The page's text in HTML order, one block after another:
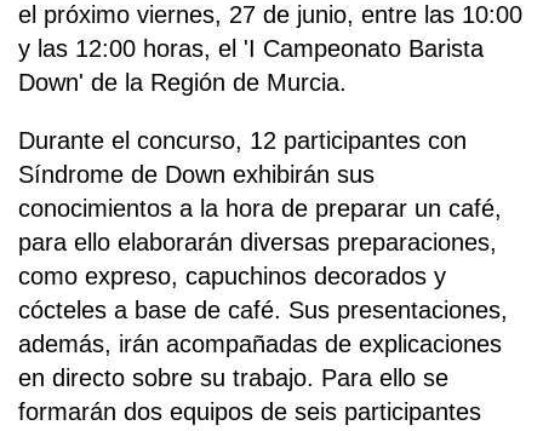
el próximo viernes, 27 de junio, entre las 10:00
y las 12:00 horas, el 'I Campeonato Barista
Down' de la Región de Murcia.
Durante el concurso, 12 participantes con
Síndrome de Down exhibirán sus
conocimientos a la hora de preparar un café,
para ello elaborarán diversas preparaciones,
como expreso, capuchinos decorados y
cócteles a base de café. Sus presentaciones,
además, irán acompañadas de explicaciones
en directo sobre su trabajo. Para ello se
formarán dos equipos de seis participantes